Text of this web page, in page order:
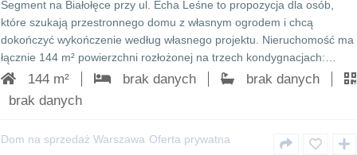
Segment na Białołęce przy ul. Echa Leśne to propozycja dla osób,
które szukają przestronnego domu z własnym ogrodem i chcą
dokończyć wykończenie według własnego projektu. Nieruchomość ma
łącznie 144 m² powierzchni rozłożonej na trzech kondygnacjach:…
144 m² brak danych
brak danych
brak danych
Dom na sprzedaż Warszawa Oferta prywatna